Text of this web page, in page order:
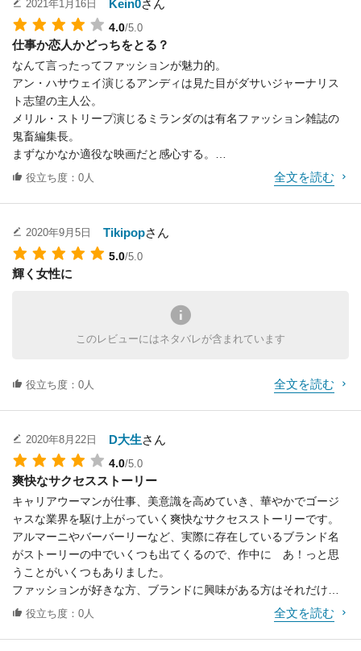
2021年1月16日 Kein0さん
4.0/5.0
仕事か恋人かどっちをとる？
なんて言ったってファッションが魅力的。
アン・ハサウェイ演じるアンディは見た目がダサいジャーナリス
ト志望の主人公。
メリル・ストリープ演じるミランダのは有名ファッション雑誌の
鬼畜編集長。
まずなかなか適役な映画だと感心する。
主人公アンディの仕事を通して葛藤と成長が自分の仕事と比較し
て共感する女性が多い。
そんな野暮ったい服装だったアンディが、ミランダの下で四苦八
苦しながらもファッションに磨きがかかり、仕事もテキパキこな
していく。
いつの間にか見違えるようなキャリアウーマンになってしまう。
一方彼女の昔からの友人や恋人はアンディの働き方に疑問を持
間関係がだめになってしまう。
仕事に疲れた時の息抜きに自分の人生とはなんだろうと振り返れ
るいい映画だ。
役立ち度：0人 全文を読む
2020年9月5日 Tikipopさん
5.0/5.0
輝く女性に
このレビューにはネタバレが含まれています
役立ち度：0人 全文を読む
2020年8月22日 D大生さん
4.0/5.0
爽快なサクセスストーリー
キャリアウーマンが仕事、美意識を高めていき、華やかでゴージ
ャスな業界を駆け上がっていく爽快なサクセスストーリーです。
アルマーニやバーバーリーなど、実際に存在しているブランド名
がストーリーの中でいくつも出てくるので、作中に あ！っと思
うことがいくつもありました。
ファッションが好きな方、ブランドに興味がある方はそれだけで
もこの作品を楽しむことができそうです。
また主人公の美意識がどんどん上がっていくのも見ていてテンシ
ョンとモチベーションが上がります。
役立ち度：0人 全文を読む